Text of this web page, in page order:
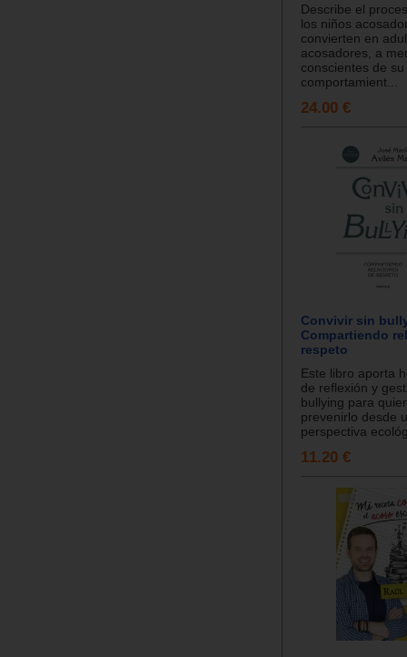
Describe el
los niños
convierten en
acosadores, a
conscientes de su
comportamient...
24.00 €
Convivir sin
Compartiendo
respeto
Este libro aporta
de reflexión y
bullying para
prevenirlo desde
perspectiva
11.20 €